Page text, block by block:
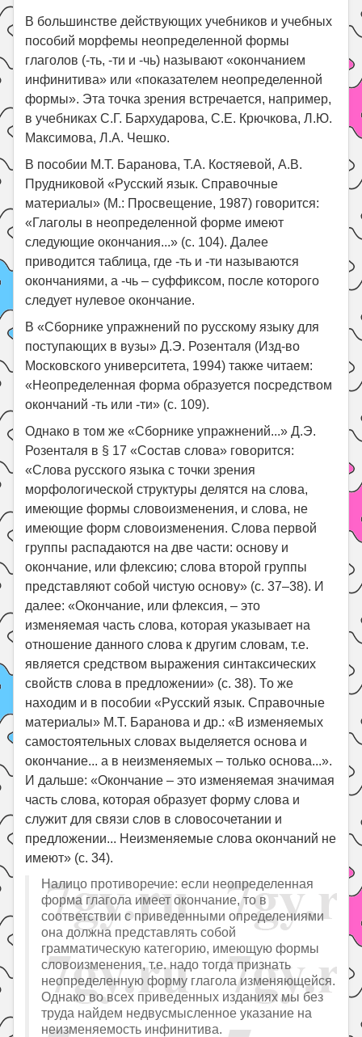
В большинстве действующих учебников и учебных
пособий морфемы неопределенной формы
глаголов (-ть, -ти и -чь) называют «окончанием
инфинитива» или «показателем неопределенной
формы». Эта точка зрения встречается, например,
в учебниках С.Г. Бархударова, С.Е. Крючкова, Л.Ю.
Максимова, Л.А. Чешко.
В пособии М.Т. Баранова, Т.А. Костяевой, А.В.
Прудниковой «Русский язык. Справочные
материалы» (М.: Просвещение, 1987) говорится:
«Глаголы в неопределенной форме имеют
следующие окончания...» (с. 104). Далее
приводится таблица, где -ть и -ти называются
окончаниями, а -чь – суффиксом, после которого
следует нулевое окончание.
В «Сборнике упражнений по русскому языку для
поступающих в вузы» Д.Э. Розенталя (Изд-во
Московского университета, 1994) также читаем:
«Неопределенная форма образуется посредством
окончаний -ть или -ти» (с. 109).
Однако в том же «Сборнике упражнений...» Д.Э.
Розенталя в § 17 «Состав слова» говорится:
«Слова русского языка с точки зрения
морфологической структуры делятся на слова,
имеющие формы словоизменения, и слова, не
имеющие форм словоизменения. Слова первой
группы распадаются на две части: основу и
окончание, или флексию; слова второй группы
представляют собой чистую основу» (с. 37–38). И
далее: «Окончание, или флексия, – это
изменяемая часть слова, которая указывает на
отношение данного слова к другим словам, т.е.
является средством выражения синтаксических
свойств слова в предложении» (с. 38). То же
находим и в пособии «Русский язык. Справочные
материалы» М.Т. Баранова и др.: «В изменяемых
самостоятельных словах выделяется основа и
окончание... а в неизменяемых – только основа...».
И дальше: «Окончание – это изменяемая значимая
часть слова, которая образует форму слова и
служит для связи слов в словосочетании и
предложении... Неизменяемые слова окончаний не
имеют» (с. 34).
Налицо противоречие: если неопределенная
форма глагола имеет окончание, то в
соответствии с приведенными определениями
она должна представлять собой
грамматическую категорию, имеющую формы
словоизменения, т.е. надо тогда признать
неопределенную форму глагола изменяющейся.
Однако во всех приведенных изданиях мы без
труда найдем недвусмысленное указание на
неизменяемость инфинитива.